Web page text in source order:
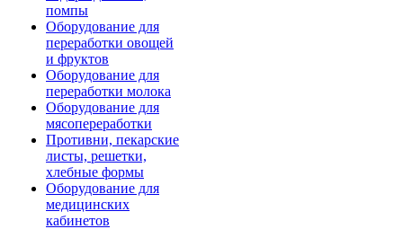
помпы
Оборудование для
переработки овощей
и фруктов
Оборудование для
переработки молока
Оборудование для
мясопереработки
Противни, пекарские
листы, решетки,
хлебные формы
Оборудование для
медицинских
кабинетов